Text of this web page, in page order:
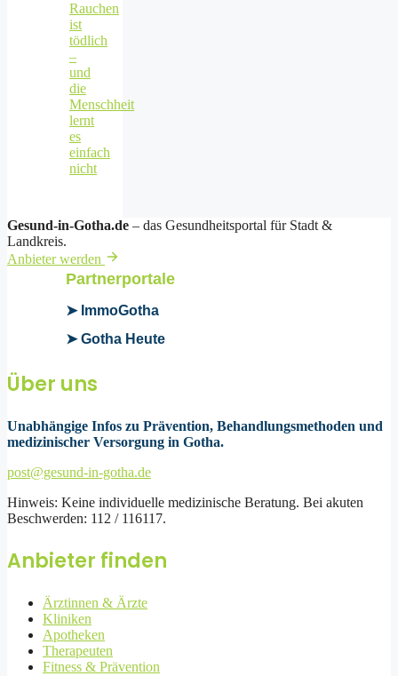
Rauchen
ist
tödlich
–
und
die
Menschheit
lernt
es
einfach
nicht
Gesund-in-Gotha.de – das Gesundheitsportal für Stadt &
Landkreis.
Anbieter werden
Partnerportale
➤ ImmoGotha
➤ Gotha Heute
Über uns
Unabhängige Infos zu Prävention, Behandlungsmethoden und
medizinischer Versorgung in Gotha.
post@gesund-in-gotha.de
Hinweis: Keine individuelle medizinische Beratung. Bei akuten
Beschwerden: 112 / 116117.
Anbieter finden
Ärztinnen & Ärzte
Kliniken
Apotheken
Therapeuten
Fitness & Prävention